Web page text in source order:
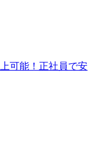
可能！正社員で安